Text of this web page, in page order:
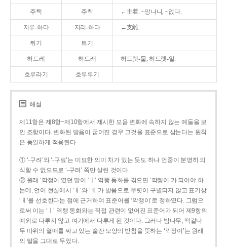
주책 주착 ←主着. ~망나니, ~없다.
지루-하다 지리-하다 ←支離.
튀기 트기
허드레 허드래 허드렛-물, 허드렛-일.
호루라기 호루루기
해설
제11항은 제8항~제10항에서 제시한 모음 변화에 속하지 않는 예들을 보
인 조항이다. 변화된 발음이 굳어진 경우 그것을 표준으로 삼는다는 원칙
은 동일하게 적용된다.
① ‘-구려’와 ‘-구료’는 미묘한 의미 차가 있는 듯도 하나 언중이 분명히 의
식할 수 없으므로 ‘-구려’ 쪽만 살린 것이다.
② 원래 ‘깍정이’였던 말이 ‘ㅣ’ 역행 동화를 겪으면 ‘깍젱이’가 되어야 하
는데, 언어 현실에서 ‘ㅐ’와 ‘ㅔ’가 발음으로 뚜렷이 구별되지 않고 표기상
‘ㅐ’를 선호한다는 점에 근거하여 표준어를 ‘깍쟁이’로 정하였다. 그럼으
로써 이는 ‘ㅣ’ 역행 동화와는 직접 관련이 없어진 표준어가 되어 제9항의
예외로 다루지 않고 여기에서 다루게 된 것이다. 그러나 밤나무, 떡갈나
무 따위의 열매를 싸고 있는 술잔 모양의 받침을 뜻하는 ‘깍정이’는 원래
의 말을 그대로 두었다.